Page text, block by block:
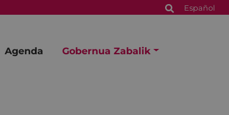
Español
Agenda Gobernua Zabalik